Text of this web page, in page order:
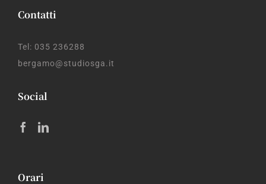
Contatti
Tel: 035 236288
bergamo@studiosga.it
Social
Orari